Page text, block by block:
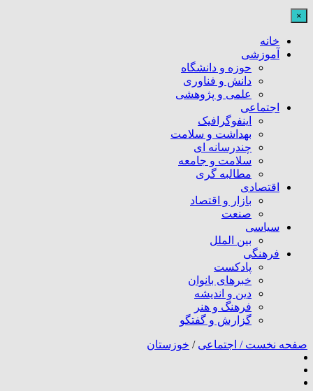
×
خانه
آموزشی
حوزه و دانشگاه
دانش و فناوری
علمی و پژوهشی
اجتماعی
اینفوگرافیک
بهداشت و سلامت
چندرسانه ای
سلامت و جامعه
مطالبه گری
اقتصادی
بازار و اقتصاد
صنعت
سیاسی
بین الملل
فرهنگی
پادکست
خبرهای بانوان
دین و اندیشه
فرهنگ و هنر
گزارش و گفتگو
صفحه نخست / اجتماعی / خوزستان